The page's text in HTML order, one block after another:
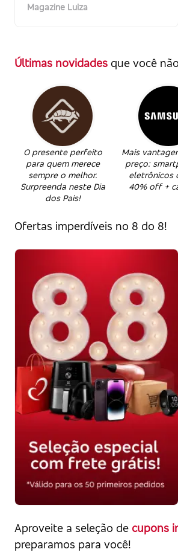
Magazine Luiza
Últimas novidades que você
O presente perfeito
para quem merece
sempre o melhor.
Surpreenda neste Dia
dos Pais!
Mais
preço:
eletrônicos
40% off +
Ofertas imperdíveis no 8 do 8!
Aproveite a seleção de cupons
preparamos para você!